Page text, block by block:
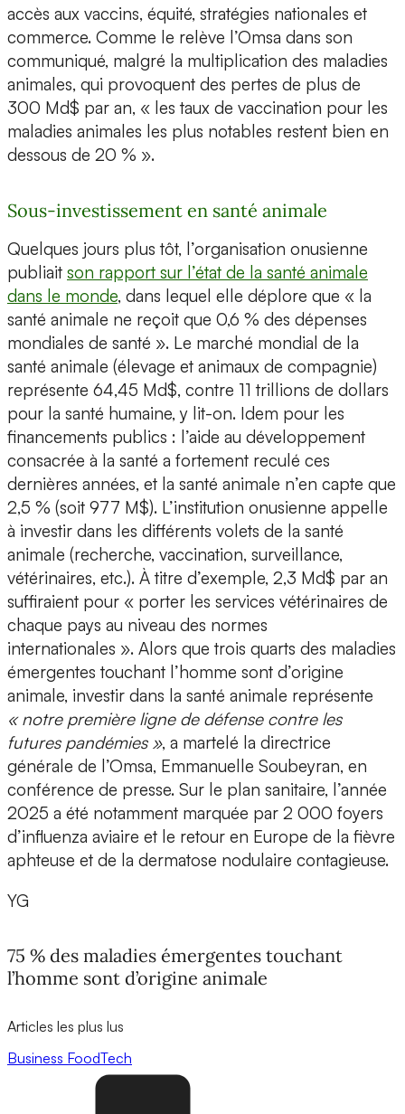
accès aux vaccins, équité, stratégies nationales et
commerce. Comme le relève l’Omsa dans son
communiqué, malgré la multiplication des maladies
animales, qui provoquent des pertes de plus de
300 Md$ par an, « les taux de vaccination pour les
maladies animales les plus notables restent bien en
dessous de 20 % ».
Sous-investissement en santé animale
Quelques jours plus tôt, l’organisation onusienne
publiait son rapport sur l’état de la santé animale
dans le monde, dans lequel elle déplore que « la
santé animale ne reçoit que 0,6 % des dépenses
mondiales de santé ». Le marché mondial de la
santé animale (élevage et animaux de compagnie)
représente 64,45 Md$, contre 11 trillions de dollars
pour la santé humaine, y lit-on. Idem pour les
financements publics : l’aide au développement
consacrée à la santé a fortement reculé ces
dernières années, et la santé animale n’en capte que
2,5 % (soit 977 M$). L’institution onusienne appelle
à investir dans les différents volets de la santé
animale (recherche, vaccination, surveillance,
vétérinaires, etc.). À titre d’exemple, 2,3 Md$ par an
suffiraient pour « porter les services vétérinaires de
chaque pays au niveau des normes
internationales ». Alors que trois quarts des maladies
émergentes touchant l’homme sont d’origine
animale, investir dans la santé animale représente
« notre première ligne de défense contre les
futures pandémies », a martelé la directrice
générale de l’Omsa, Emmanuelle Soubeyran, en
conférence de presse. Sur le plan sanitaire, l’année
2025 a été notamment marquée par 2 000 foyers
d’influenza aviaire et le retour en Europe de la fièvre
aphteuse et de la dermatose nodulaire contagieuse.
YG
75 % des maladies émergentes touchant
l’homme sont d’origine animale
Articles les plus lus
Business FoodTech